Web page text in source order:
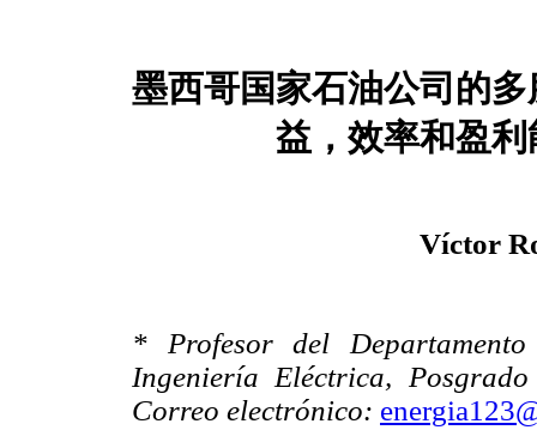
墨西哥国家石油公司的
益，效率和盈利
Víctor
* Profesor del
Ingeniería Eléctrica,
Correo electrónico: